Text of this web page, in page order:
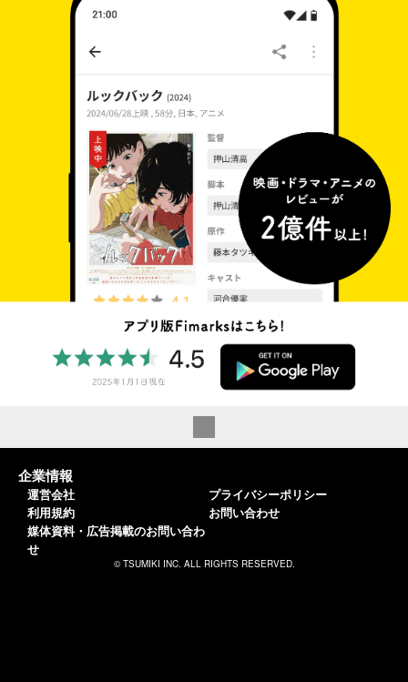
企業情報
運営会社
利用規約
媒体資料・広告掲載のお問い合わ
せ
プライバシーポリシー
お問い合わせ
© TSUMIKI INC. ALL RIGHTS RESERVED.